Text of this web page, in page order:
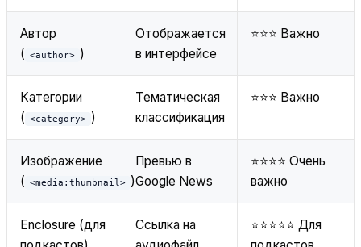
Автор
( <author> )
Отображается
в интерфейсе
⭐⭐⭐ Важно
Категории
( <category> )
Тематическая
классификация
⭐⭐⭐ Важно
Изображение
( <media:thumbnail> )
Превью в
Google News
⭐⭐⭐⭐ Очень
важно
Enclosure (для
Ссылка на
⭐⭐⭐⭐⭐ Для